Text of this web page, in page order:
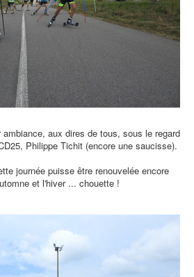
aux dires de tous, sous le regard
Philippe Tichit (encore une saucisse).
journée puisse être renouvelée encore
et l'hiver ... chouette !